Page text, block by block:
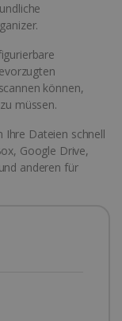
können,
müssen.
Ihre Dateien schnell
Google Drive,
anderen für